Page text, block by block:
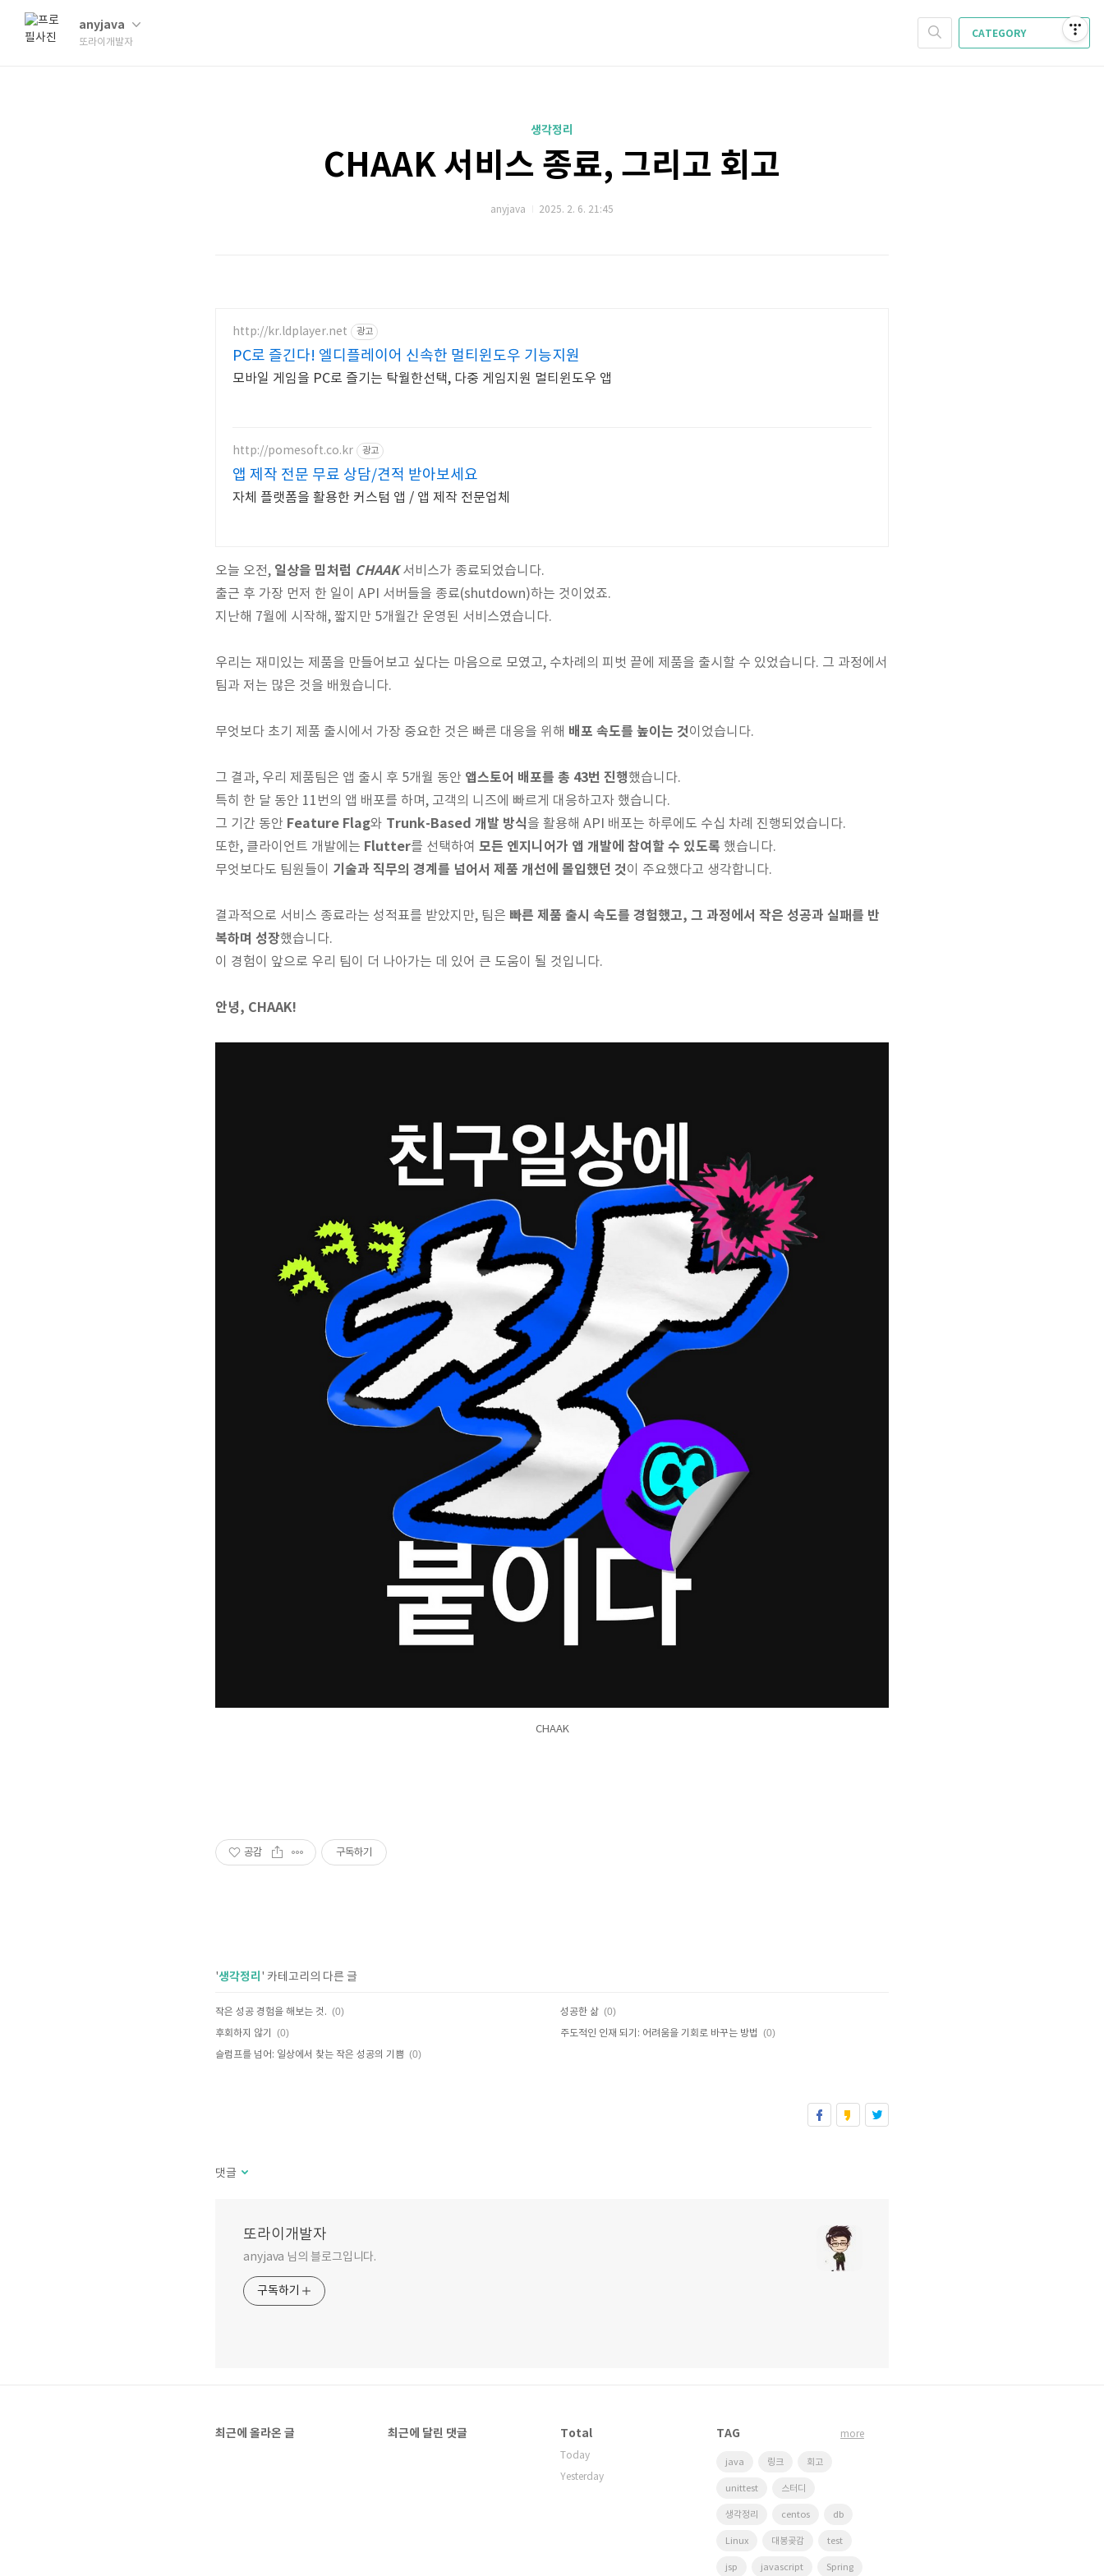
anyjava
또라이개발자
CATEGORY
생각정리
CHAAK 서비스 종료, 그리고 회고
anyjava 2025. 2. 6. 21:45
http://kr.ldplayer.net 광고
PC로 즐긴다! 엘디플레이어 신속한 멀티윈도우 기능지원
모바일 게임을 PC로 즐기는 탁월한선택, 다중 게임지원 멀티윈도우 앱
http://pomesoft.co.kr 광고
앱 제작 전문 무료 상담/견적 받아보세요
자체 플랫폼을 활용한 커스텀 앱 / 앱 제작 전문업체
오늘 오전, 일상을 밈처럼 CHAAK서비스가 종료되었습니다.
출근 후 가장 먼저 한 일이 API 서버들을 종료(shutdown)하는 것이었죠.
지난해 7월에 시작해, 짧지만 5개월간 운영된 서비스였습니다.
우리는 재미있는 제품을 만들어보고 싶다는 마음으로 모였고, 수차례의 피벗 끝에 제품을 출시할 수 있었습니다. 그 과정에서
팀과 저는 많은 것을 배웠습니다.
무엇보다 초기 제품 출시에서 가장 중요한 것은 빠른 대응을 위해 배포 속도를 높이는 것이었습니다.
그 결과, 우리 제품팀은 앱 출시 후 5개월 동안 앱스토어 배포를 총 43번 진행했습니다.
특히 한 달 동안 11번의 앱 배포를 하며, 고객의 니즈에 빠르게 대응하고자 했습니다.
그 기간 동안 Feature Flag와 Trunk-Based 개발 방식을 활용해 API 배포는 하루에도 수십 차례 진행되었습니다.
또한, 클라이언트 개발에는 Flutter를 선택하여 모든 엔지니어가 앱 개발에 참여할 수 있도록 했습니다.
무엇보다도 팀원들이 기술과 직무의 경계를 넘어서 제품 개선에 몰입했던 것이 주요했다고 생각합니다.
결과적으로 서비스 종료라는 성적표를 받았지만, 팀은 빠른 제품 출시 속도를 경험했고, 그 과정에서 작은 성공과 실패를 반
복하며 성장했습니다.
이 경험이 앞으로 우리 팀이 더 나아가는 데 있어 큰 도움이 될 것입니다.
안녕, CHAAK!
CHAAK
공감 구독하기
'생각정리 ' 카테고리의 다른 글
작은 성공 경험을 해보는 것. (0) 성공한 삶 (0)
후회하지 않기 (0) 주도적인 인재 되기: 어려움을 기회로 바꾸는 방법 (0)
슬럼프를 넘어: 일상에서 찾는 작은 성공의 기쁨 (0)
댓글
또라이개발자
anyjava 님의 블로그입니다.
구독하기
최근에 올라온 글 최근에 달린 댓글 Total
Today
Yesterday
TAG
java 링크 회고
unittest 스터디
생각정리 centos db
Linux 대봉곶감 test
jsp javascript Spring
more